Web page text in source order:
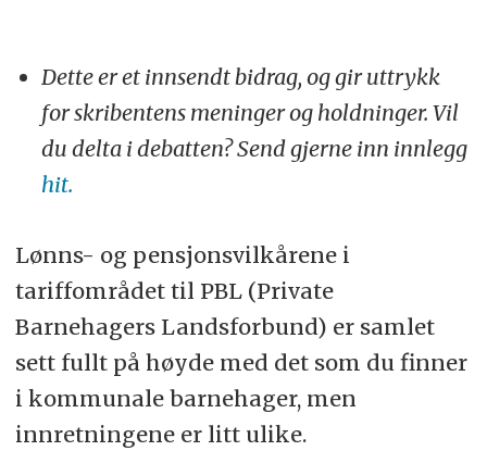
Dette er et innsendt bidrag, og gir uttrykk
for skribentens meninger og holdninger. Vil
du delta i debatten? Send gjerne inn innlegg
hit.
Lønns- og pensjonsvilkårene i
tariffområdet til PBL (Private
Barnehagers Landsforbund) er samlet
sett fullt på høyde med det som du finner
i kommunale barnehager, men
innretningene er litt ulike.